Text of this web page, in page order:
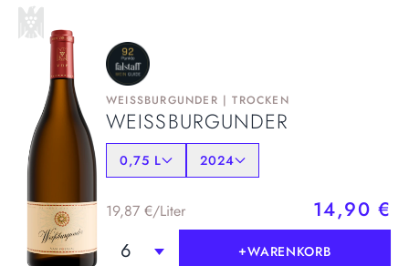
WEISSBURGUNDER |TROCKEN
WEISSBURGUNDER
0,75 L 2024
19,87 €/Liter 14,90 €
6 +WARENKORB